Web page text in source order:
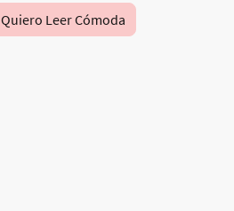
Quiero Leer Cómoda